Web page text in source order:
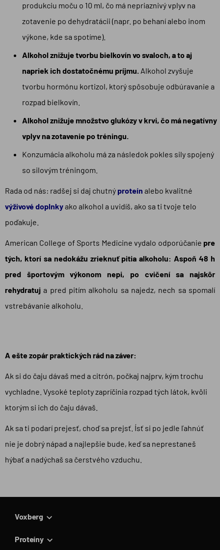
produkciu moču o 10 ml, čo má nepriaznivý vplyv na
zotavenie po dehydratácii (napr. po behaní alebo inom
výkone, kde sa spotíme).
Alkohol znižuje tvorbu bielkovín vo svaloch, a to aj
napriek ich dostatočnému príjmu. Alkohol zvyšuje
tvorbu hormónu kortizol, ktorý spôsobuje odbúravanie a
rozpad bielkovín.
Alkohol znižuje množstvo glukózy v krvi, čo má negatívny
vplyv na zotavenie po tréningu.
Konzumácia alkoholu má za následok pokles sily spojený
so silovým tréningom.
Rada od nás: radšej si daj chutný proteín alebo kvalitné
výživové doplnkyako alkohol a uvidíš, ako sa ti tvoje telo
poďakuje.
American College of Sports Medicine vydalo odporúčanie pre
tých, ktorí sa nedokážu zrieknuť pitia alkoholu: Aspoň 48 h
pred športovým výkonom nepi, po cvičení sa najskôr
rehydratuj a pred pitím alkoholu sa najedz, nech sa spomalí
vstrebávanie alkoholu.
A ešte zopár praktických rád na záver:
Ak si do čaju dávaš med a citrón, počkaj najprv, kým trochu
vychladne. Vysoké teploty zapríčinia rozpad tých látok, kvôli
ktorým si ich do čaju dávaš.
Ak sa ti podarí prejesť, choď sa prejsť. Ísť si po jedle ľahnúť
nie je dobrý nápad a najlepšie bude, keď sa neprestaneš
hýbať a nadýchaš sa čerstvého vzduchu.
Voxberg
Proteíny